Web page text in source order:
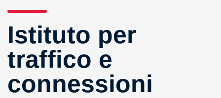
Istituto per
traffico e
connessioni